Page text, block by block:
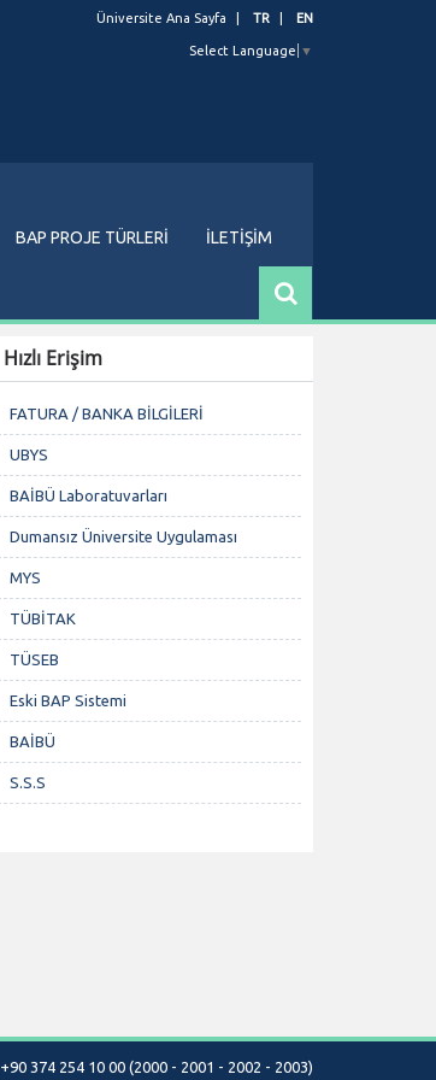
Üniversite Ana Sayfa TR EN
Select Language ▼
BAP PROJE TÜRLERİ İLETİŞİM
Hızlı Erişim
FATURA / BANKA BİLGİLERİ
UBYS
BAİBÜ Laboratuvarları
Dumansız Üniversite Uygulaması
MYS
TÜBİTAK
TÜSEB
Eski BAP Sistemi
BAİBÜ
S.S.S
+90 374 254 10 00 (2000 - 2001 - 2002 - 2003)